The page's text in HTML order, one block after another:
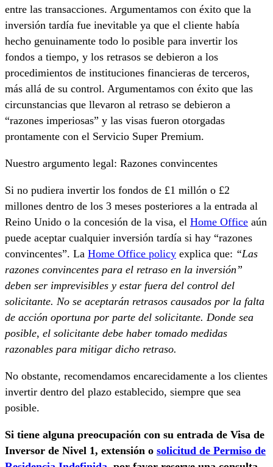
entre las transacciones. Argumentamos con éxito que la
inversión tardía fue inevitable ya que el cliente había
hecho genuinamente todo lo posible para invertir los
fondos a tiempo, y los retrasos se debieron a los
procedimientos de instituciones financieras de terceros,
más allá de su control. Argumentamos con éxito que las
circunstancias que llevaron al retraso se debieron a
“razones imperiosas” y las visas fueron otorgadas
prontamente con el Servicio Super Premium.
Nuestro argumento legal: Razones convincentes
Si no pudiera invertir los fondos de £1 millón o £2
millones dentro de los 3 meses posteriores a la entrada al
Reino Unido o la concesión de la visa, el Home Office aún
puede aceptar cualquier inversión tardía si hay “razones
convincentes”. La Home Office policy explica que: “Las
razones convincentes para el retraso en la inversión”
deben ser imprevisibles y estar fuera del control del
solicitante. No se aceptarán retrasos causados por la falta
de acción oportuna por parte del solicitante. Donde sea
posible, el solicitante debe haber tomado medidas
razonables para mitigar dicho retraso.
No obstante, recomendamos encarecidamente a los clientes
invertir dentro del plazo establecido, siempre que sea
posible.
Si tiene alguna preocupación con su entrada de Visa de
Inversor de Nivel 1, extensión o solicitud de Permiso de